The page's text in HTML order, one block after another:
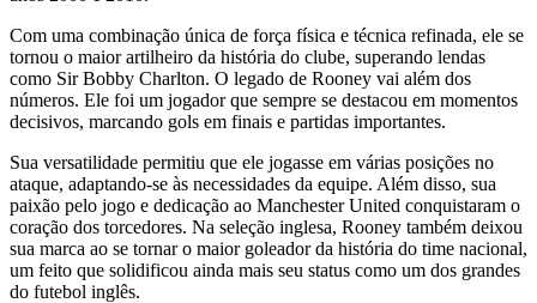
Com uma combinação única de força física e técnica refinada, ele se
tornou o maior artilheiro da história do clube, superando lendas
como Sir Bobby Charlton. O legado de Rooney vai além dos
números. Ele foi um jogador que sempre se destacou em momentos
decisivos, marcando gols em finais e partidas importantes.
Sua versatilidade permitiu que ele jogasse em várias posições no
ataque, adaptando-se às necessidades da equipe. Além disso, sua
paixão pelo jogo e dedicação ao Manchester United conquistaram o
coração dos torcedores. Na seleção inglesa, Rooney também deixou
sua marca ao se tornar o maior goleador da história do time nacional,
um feito que solidificou ainda mais seu status como um dos grandes
do futebol inglês.